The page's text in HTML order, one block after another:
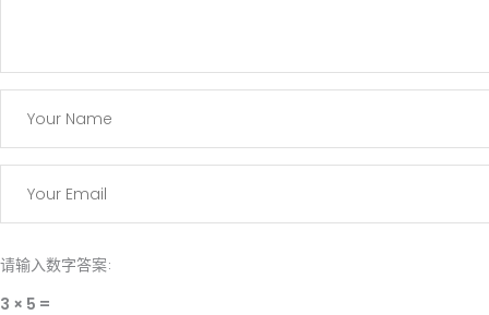
请输入数字答案:
3 × 5 =